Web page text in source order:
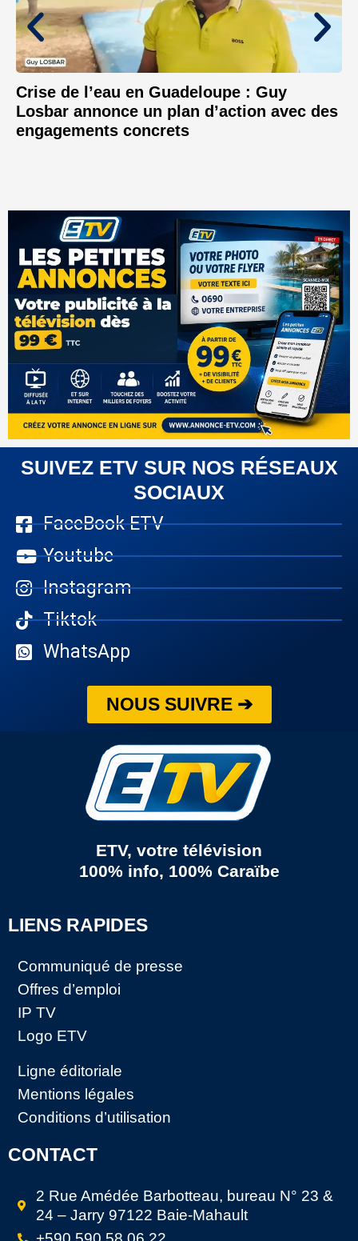
Crise de l’eau en Guadeloupe : Guy
Losbar annonce un plan d’action avec des
engagements concrets
SUIVEZ ETV SUR NOS RÉSEAUX
SOCIAUX
FaceBook ETV
Youtube
Instagram
Tiktok
WhatsApp
NOUS SUIVRE ➔
ETV, votre télévision
100% info, 100% Caraïbe
LIENS RAPIDES
Communiqué de presse
Offres d’emploi
IP TV
Logo ETV
Ligne éditoriale
Mentions légales
Conditions d’utilisation
CONTACT
2 Rue Amédée Barbotteau, bureau N° 23 &
24 – Jarry 97122 Baie-Mahault